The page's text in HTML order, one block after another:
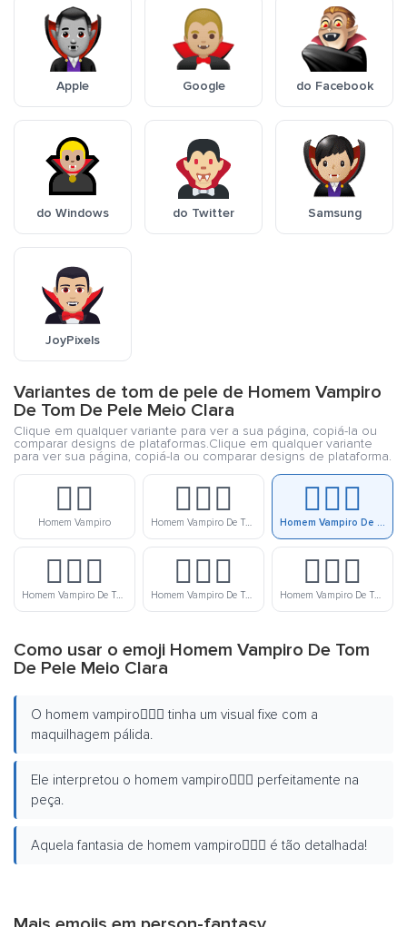
Apple Google do Facebook
do Windows do Twitter Samsung
JoyPixels
Variantes de tom de pele de Homem Vampiro
De Tom De Pele Meio Clara
Clique em qualquer variante para ver a sua página, copiá-la ou
comparar designs de plataformas.Clique em qualquer variante
para ver sua página, copiá-la ou comparar designs de plataforma.
🧛‍♂️
Homem Vampiro
🧛🏻‍♂️
Homem Vampiro De Tom De Pele Clara
🧛🏼‍♂️
Homem Vampiro De Tom De Pele Meio Clara
🧛🏽‍♂️
Homem Vampiro De Tom De Pele Médio
🧛🏾‍♂️
Homem Vampiro De Tom De Pele Meio Escura
🧛🏿‍♂️
Homem Vampiro De Tom De Pele Escura
Como usar o emoji Homem Vampiro De Tom
De Pele Meio Clara
O homem vampiro🧛🏼‍♂️ tinha um visual fixe com a
maquilhagem pálida.
Ele interpretou o homem vampiro🧛🏼‍♂️ perfeitamente na
peça.
Aquela fantasia de homem vampiro🧛🏼‍♂️ é tão detalhada!